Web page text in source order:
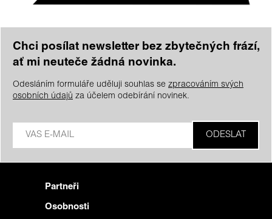
Chci posílat newsletter bez zbytečných frází,
ať mi neuteče žádná novinka.
Odesláním formuláře uděluji souhlas se zpracováním svých
osobních údajů za účelem odebírání novinek.
Partneři
Osobnosti